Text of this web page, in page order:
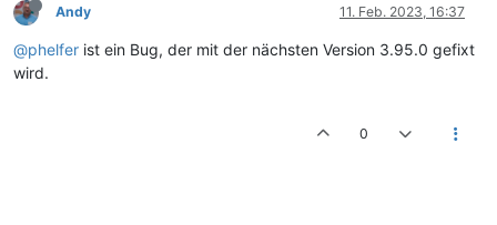
Andy 11. Feb. 2023, 16:37
@phelfer ist ein Bug, der mit der nächsten Version 3.95.0 gefixt
wird.
0